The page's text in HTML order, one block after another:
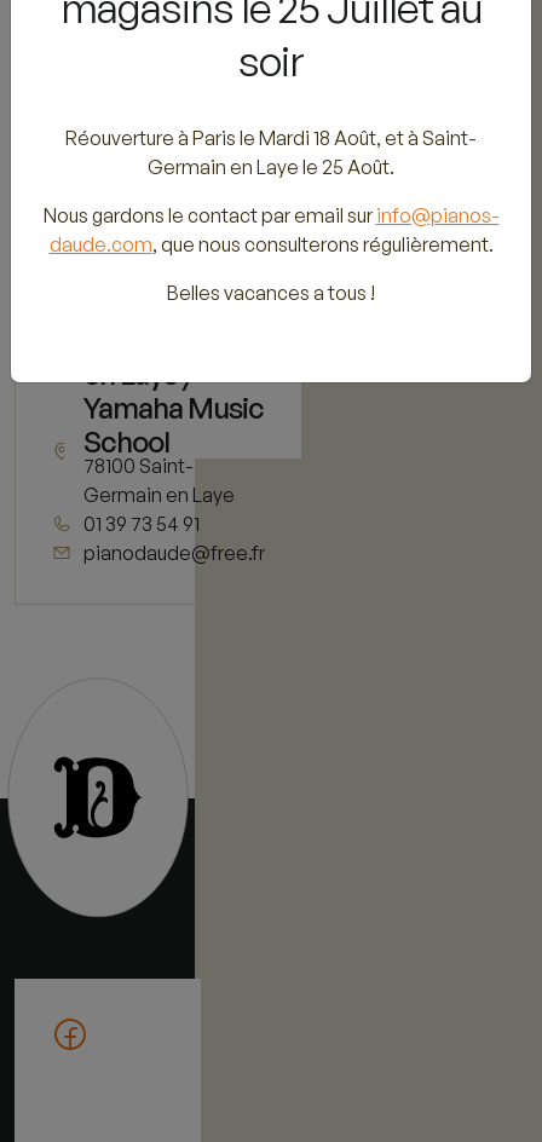
Avenue de
Wagram
01 47 63 34 17
info@pianos-
daude.com
en Laye /
Yamaha Music
School
11 rue de Vieil
Abreuvoir
78100 Saint-
Germain en Laye
01 39 73 54 91
pianodaude@free.fr
soir
Réouverture à Paris le Mardi 18 Août, et à Saint-
Germain en Laye le 25 Août.
Nous gardons le contact par email surinfo@pianos-
daude.com, que nous consulterons régulièrement.
Belles vacances a tous !